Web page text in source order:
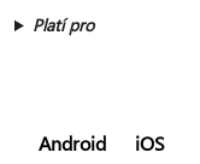
Platí pro
Android iOS